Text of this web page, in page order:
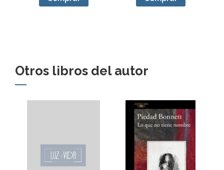
Otros libros del autor